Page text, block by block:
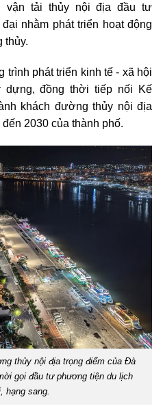
vận tải thủy nội địa đầu tư
nhằm phát triển hoạt động
thủy.
phát triển kinh tế - xã hội
dựng, đồng thời tiếp nối Kế
khách đường thủy nội địa
2030 của thành phố.
thủy nội địa trọng điểm của Đà
gọi đầu tư phương tiện du lịch
hạng sang.